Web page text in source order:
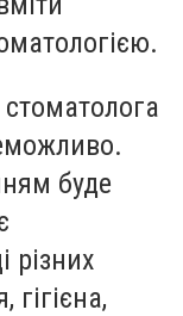
буде
різних
гігієна,